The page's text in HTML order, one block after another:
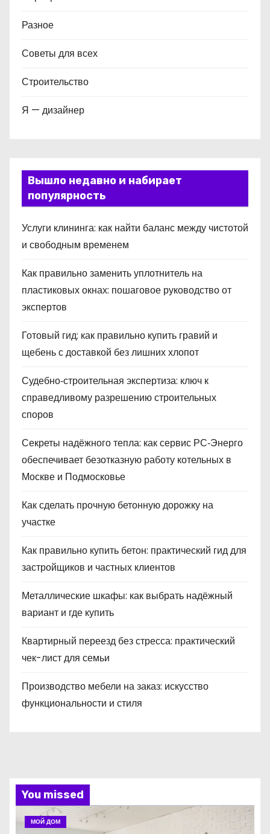
Разное
Советы для всех
Строительство
Я — дизайнер
Вышло недавно и набирает
популярность
Услуги клининга: как найти баланс между чистотой
и свободным временем
Как правильно заменить уплотнитель на
пластиковых окнах: пошаговое руководство от
экспертов
Готовый гид: как правильно купить гравий и
щебень с доставкой без лишних хлопот
Судебно‑строительная экспертиза: ключ к
справедливому разрешению строительных
споров
Секреты надёжного тепла: как сервис РС‑Энерго
обеспечивает безотказную работу котельных в
Москве и Подмосковье
Как сделать прочную бетонную дорожку на
участке
Как правильно купить бетон: практический гид для
застройщиков и частных клиентов
Металлические шкафы: как выбрать надёжный
вариант и где купить
Квартирный переезд без стресса: практический
чек-лист для семьи
Производство мебели на заказ: искусство
функциональности и стиля
You missed
МОЙ ДОМ